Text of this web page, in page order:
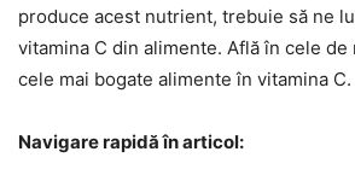
produce acest nutrient, trebuie să ne
vitamina C din alimente. Află în cele de
cele mai bogate alimente în vitamina C.
Navigare rapidă în articol: